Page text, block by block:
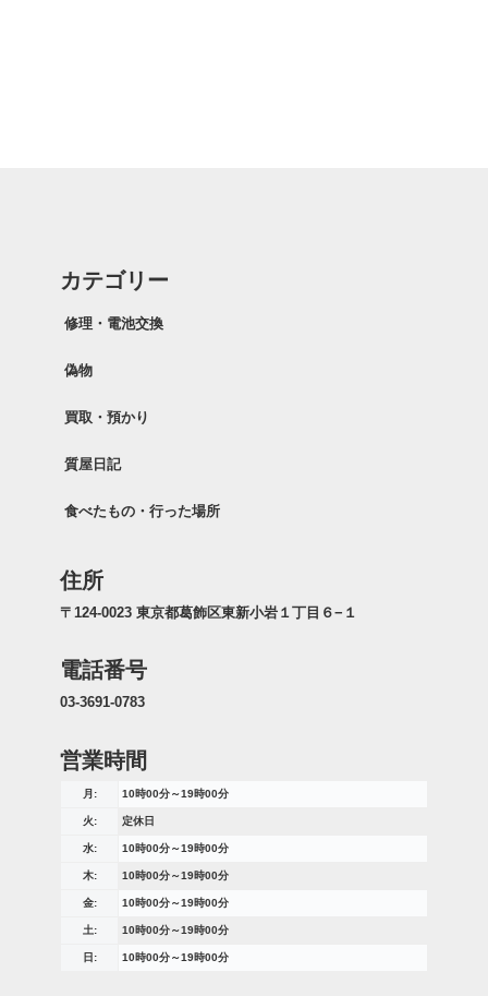
カテゴリー
修理・電池交換
偽物
買取・預かり
質屋日記
食べたもの・行った場所
住所
〒124-0023 東京都葛飾区東新小岩１丁目６−１
電話番号
03-3691-0783
営業時間
月: 10時00分～19時00分
火: 定休日
水: 10時00分～19時00分
木: 10時00分～19時00分
金: 10時00分～19時00分
土: 10時00分～19時00分
日: 10時00分～19時00分